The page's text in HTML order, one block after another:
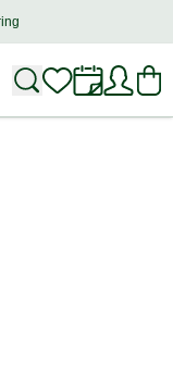
jaar ervaring